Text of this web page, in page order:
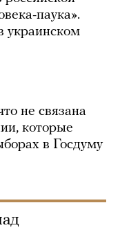
паука».
украинском
не связана
которые
в Госдуму